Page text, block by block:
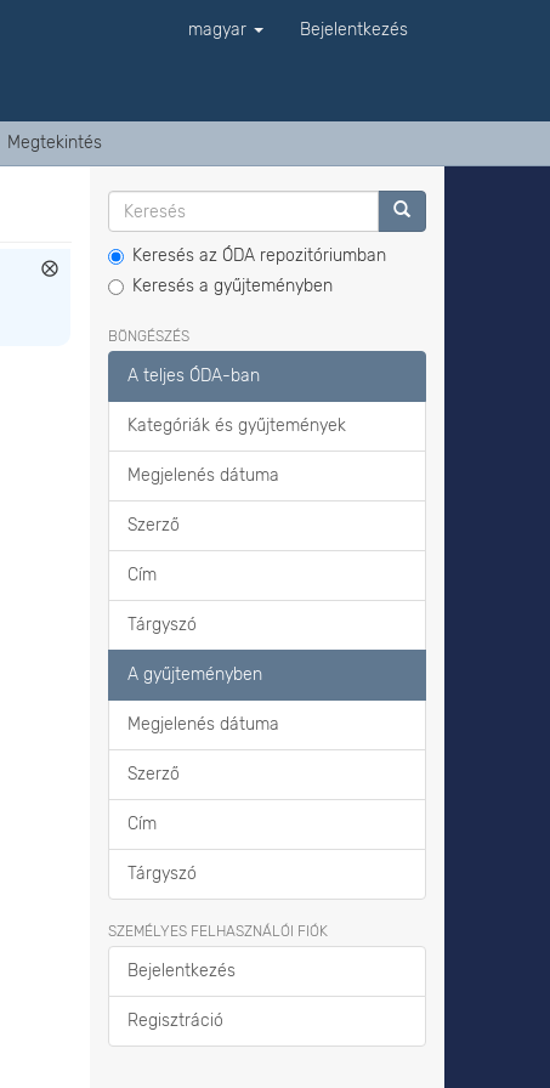
magyar Bejelentkezés
Megtekintés
Keresés az ÓDA repozitóriumban
Keresés a gyűjteményben
BÖNGÉSZÉS
A teljes ÓDA-ban
Kategóriák és gyűjtemények
Megjelenés dátuma
Szerző
Cím
Tárgyszó
A gyűjteményben
Megjelenés dátuma
Szerző
Cím
Tárgyszó
SZEMÉLYES FELHASZNÁLÓI FIÓK
Bejelentkezés
Regisztráció